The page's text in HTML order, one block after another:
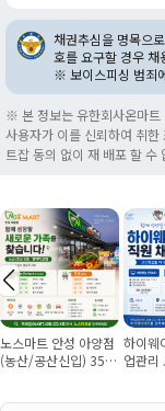
채권추심을 명목으
호를 요구할 경우 채
※ 보이스피싱 범죄
※ 본 정보는 유한회사온마트
사용자가 이를 신뢰하여 취
트잡 동의 없이 재 배포 할 수
노스마트 안성 아양점
(농산/공산신입) 355
하이웨
업관리